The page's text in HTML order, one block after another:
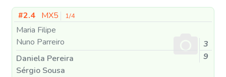
#2.4 MX5 1/4
Maria Filipe
Nuno Parreiro
Daniela Pereira
Sérgio Sousa
3
9